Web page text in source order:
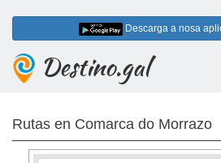
Descarga a nosa
Destino.gal
Rutas en Comarca do Morrazo